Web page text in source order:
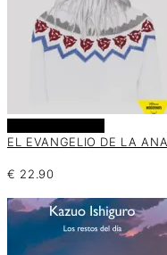
EL EVANGELIO DE LA
€ 22.90